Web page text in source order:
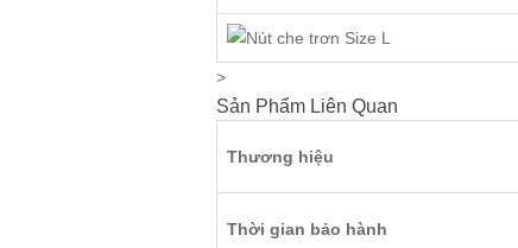
>
Sản Phẩm Liên Quan
Thương hiệu
Thời gian bảo hành